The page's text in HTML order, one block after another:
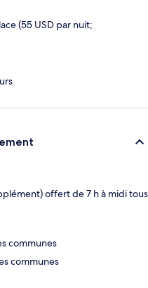
(55 USD par nuit;
offert de 7 h à midi tous
communes
communes